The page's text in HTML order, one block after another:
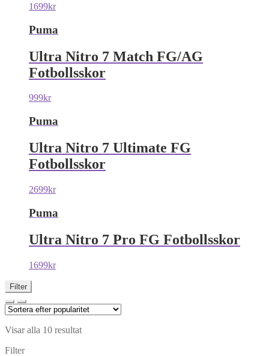
1699kr
Puma
Ultra Nitro 7 Match FG/AG
Fotbollsskor
999kr
Puma
Ultra Nitro 7 Ultimate FG
Fotbollsskor
2699kr
Puma
Ultra Nitro 7 Pro FG Fotbollsskor
1699kr
Filter
Visar alla 10 resultat
Filter